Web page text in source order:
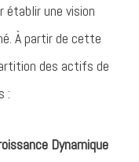
établir une vision
À partir de cette
des actifs de
:
Dynamique